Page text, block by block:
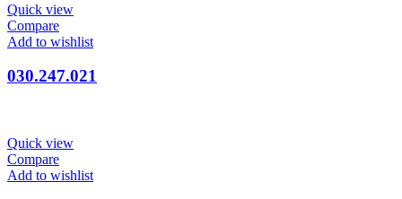
Quick view
Compare
Add to wishlist
030.247.021
Quick view
Compare
Add to wishlist